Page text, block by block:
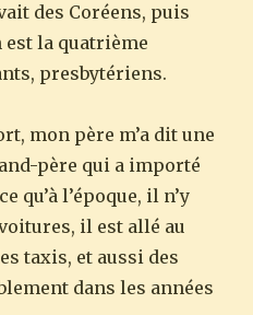
des Coréens, puis
est la quatrième
presbytériens.
mon père m’a dit une
père qui a importé
qu’à l’époque, il n’y
il est allé au
taxis, et aussi des
dans les années